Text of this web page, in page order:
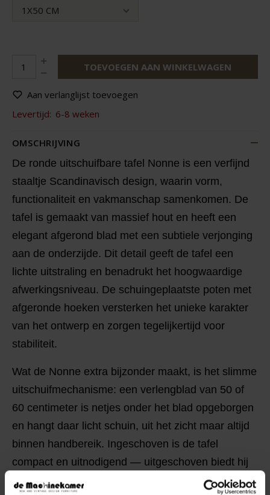
1X50 CM
TOEVOEGEN AAN WINKELWAGEN
Aan verlanglijst toevoegen
Levertijd: 6-8 weken
OMSCHRIJVING
De ronde uitschuifbare tafel Nonne is een verfijnd
staaltje Scandinavisch design, waarin vorm,
functionaliteit en vakmanschap samenkomen. De
tafel is gemaakt van massief hout en heeft een
elegant afgerond blad met een subtiele verjonging
aan de onderzijde. Dit detail geeft de tafel een
lichte uitstraling en benadrukt het hoogwaardige
afwerkingsniveau. De schuingeplaatste poten met
afgeronde hoeken versterken het unieke karakter
van het ontwerp en zorgen tegelijkertijd voor
stabiliteit.
Wat de Nonne extra bijzonder maakt, is het slimme
uitschuifmechanisme: een verlengblad van 50 of
60 centimeter is netjes onder het blad opgeborgen
en hangt daar licht schuin, uit het zicht maar altijd
binnen handbereik. Ingeschoven is de tafel
compact en uitnodigend — uitgeschoven biedt hij
comfortabel plaats aan 6 tot 8 personen. Let op: bij